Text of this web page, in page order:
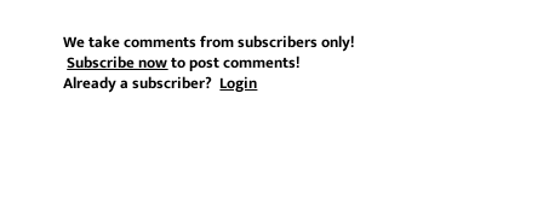
We take comments from subscribers only!
Subscribe nowto post comments!
Already a subscriber?Login